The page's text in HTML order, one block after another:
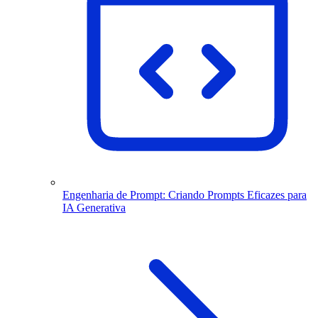
Engenharia de Prompt: Criando Prompts Eficazes para
IA Generativa